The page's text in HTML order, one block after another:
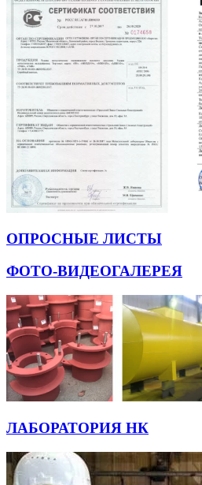
ОПРОСНЫЕ ЛИСТЫ
ФОТО-ВИДЕОГАЛЕРЕЯ
ЛАБОРАТОРИЯ НК